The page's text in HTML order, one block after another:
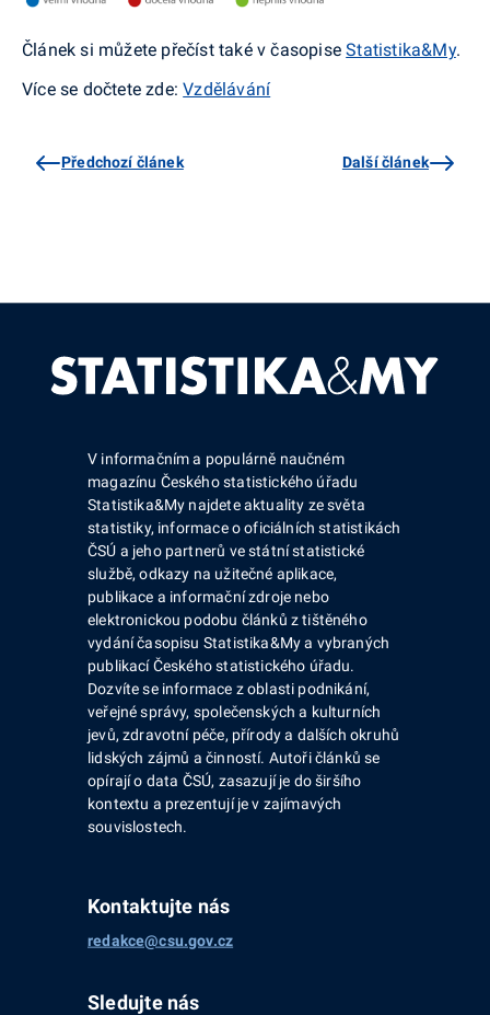
Článek si můžete přečíst také v časopiseStatistika&My.
Více se dočtete zde:Vzdělávání
Předchozí článek Další článek
V informačním a populárně naučném
magazínu Českého statistického úřadu
Statistika&My najdete aktuality ze světa
statistiky, informace o oficiálních statistikách
ČSÚ a jeho partnerů ve státní statistické
službě, odkazy na užitečné aplikace,
publikace a informační zdroje nebo
elektronickou podobu článků z tištěného
vydání časopisu Statistika&My a vybraných
publikací Českého statistického úřadu.
Dozvíte se informace z oblasti podnikání,
veřejné správy, společenských a kulturních
jevů, zdravotní péče, přírody a dalších okruhů
lidských zájmů a činností. Autoři článků se
opírají o data ČSÚ, zasazují je do širšího
kontextu a prezentují je v zajímavých
souvislostech.
Kontaktujte nás
redakce@csu.gov.cz
Sledujte nás